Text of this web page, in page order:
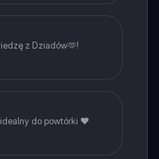
z Dziadów🫶!
do powtórki ❤️